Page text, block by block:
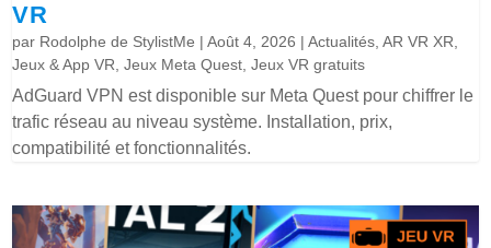
VR
par Rodolphe de StylistMe |Août 4, 2026 |Actualités,AR VR XR,
Jeux & App VR,Jeux Meta Quest,Jeux VR gratuits
AdGuard VPN est disponible sur Meta Quest pour chiffrer le
trafic réseau au niveau système. Installation, prix,
compatibilité et fonctionnalités.